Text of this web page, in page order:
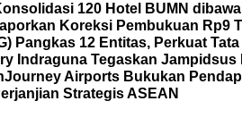
120 Hotel BUMN
Koreksi Pembukuan Rp9
Pangkas 12 Entitas, Perkuat
Indraguna Tegaskan
Airports Bukukan
Strategis ASEAN